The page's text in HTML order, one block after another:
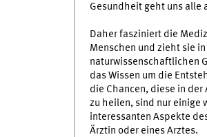
Gesundheit geht uns alle
Daher fasziniert die
Menschen und zieht sie
naturwissenschaftlichen
das Wissen um die
die Chancen, diese in
zu heilen, sind nur einige
interessanten Aspekte
Ärztin oder eines Arztes.